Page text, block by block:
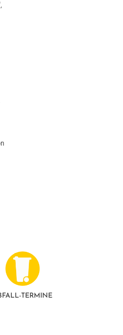
TERMINE